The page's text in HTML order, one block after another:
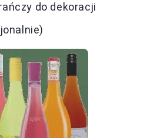
do dekoracji